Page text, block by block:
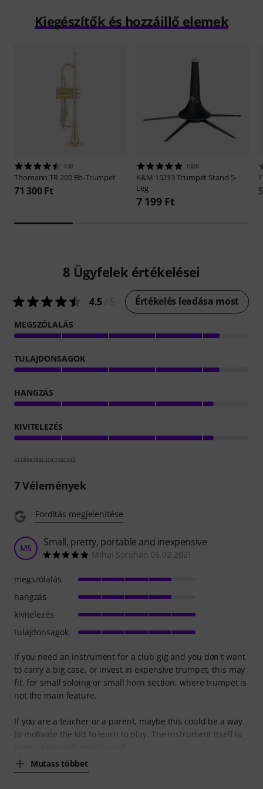
Kiegészítők és hozzáillő elemek
439
ThomannTR 200 Bb-Trumpet
71 300 Ft
1026
K&M 15213 Trumpet Stand 5-
Leg
7 199 Ft
8 Ügyfelek értékelései
4.5 Értékelés leadása most
MEGSZÓLALÁS
TULAJDONSAGOK
HANGZÁS
KIVITELEZÉS
Értékelési irányelvek
7Vélemények
Fordítás megjelenítése
MS Small, pretty, portable and inexpensive
Mihai Sorohan 06.02.2021
If you need an instrument for a club gig and you don't want
to carry a big case, or invest in expensive trumpet, this may
fit, for small soloing or small horn section, where trumpet is
not the main feature.
If you are a teacher or a parent, maybe this could be a way
to motivate the kid to learn to play. The instrument itself is
Mutass többet
megszólalás
hangzás
kivitelezés
tulajdonsagok